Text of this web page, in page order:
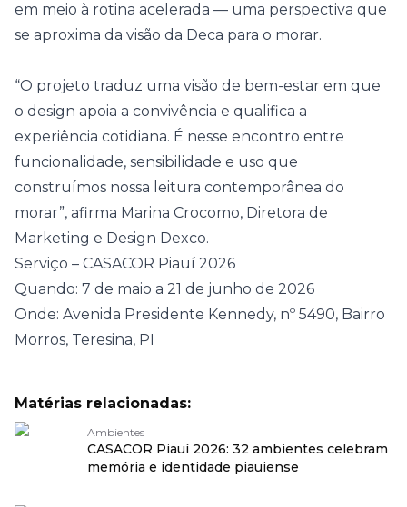
em meio à rotina acelerada — uma perspectiva que
se aproxima da visão da Deca para o morar.
“O projeto traduz uma visão de bem-estar em que
o design apoia a convivência e qualifica a
experiência cotidiana. É nesse encontro entre
funcionalidade, sensibilidade e uso que
construímos nossa leitura contemporânea do
morar”, afirma Marina Crocomo, Diretora de
Marketing e Design Dexco.
Serviço – CASACOR Piauí 2026
Quando: 7 de maio a 21 de junho de 2026
Onde: Avenida Presidente Kennedy, nº 5490, Bairro
Morros, Teresina, PI
Matérias relacionadas:
Ambientes
CASACOR Piauí 2026: 32 ambientes celebram
memória e identidade piauiense